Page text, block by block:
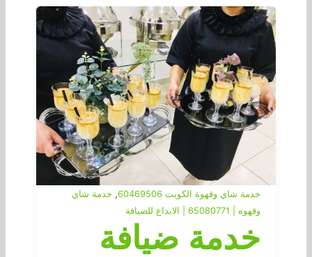
خدمة شاي وقهوة الكويت 60469506 , خدمة شاي
وقهوه | 65080771 | الابداع للضيافة
خدمة ضيافة